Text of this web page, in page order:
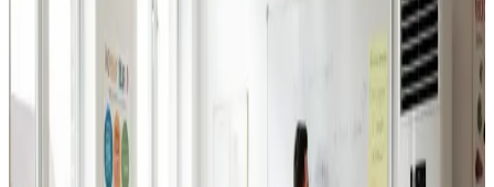
Industriventilation
Ventilation til fabrikker, haller og lagerbygninger i
Munkebo. Professionel dimensionering.